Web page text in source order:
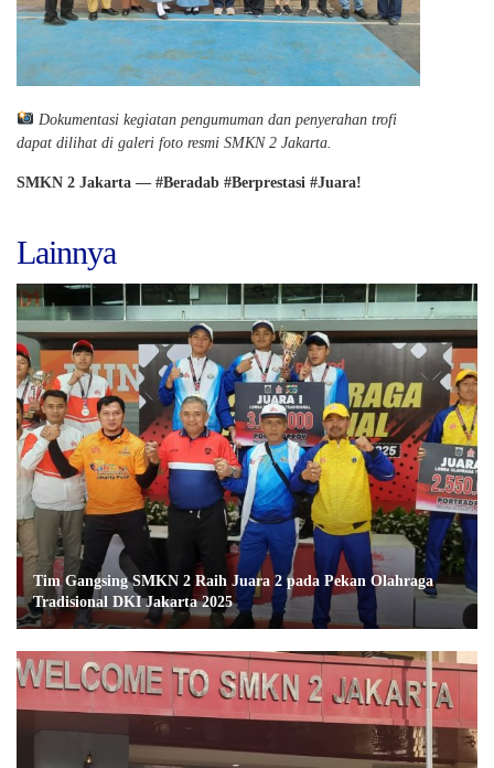
Dokumentasi kegiatan pengumuman dan penyerahan trofi
dapat dilihat di galeri foto resmi SMKN 2 Jakarta.
SMKN 2 Jakarta — #Beradab #Berprestasi #Juara!
Lainnya
Tim Gangsing SMKN 2 Raih Juara 2 pada Pekan Olahraga
Tradisional DKI Jakarta 2025